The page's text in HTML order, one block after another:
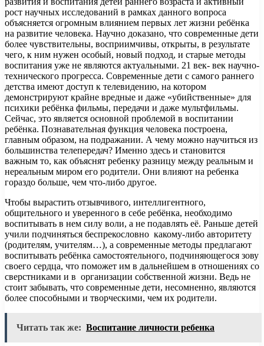
рост научных исследований в рамках данного вопроса
объясняется огромным влиянием первых лет жизни ребёнка
на развитие человека. Научно доказано, что современные дети
более чувствительны, восприимчивы, открыты, в результате
чего, к ним нужен особый, новый подход, и старые методы
воспитания уже не являются актуальными. 21 век- век научно-
технического прогресса. Современные дети с самого раннего
детства имеют доступ к телевидению, на котором
демонстрируют крайне вредные и даже «убийственные» для
психики ребёнка фильмы, передачи и даже мультфильмы.
Сейчас, это является основной проблемой в воспитании
ребёнка. Познавательная функция человека построена,
главным образом, на подражании. А чему можно научиться из
большинства телепередач? Именно здесь и становится
важным то, как объяснят ребенку разницу между реальным и
нереальным миром его родители. Они влияют на ребенка
гораздо больше, чем что-либо другое.
Чтобы вырастить отзывчивого, интеллигентного,
общительного и уверенного в себе ребёнка, необходимо
воспитывать в нем силу воли, а не подавлять её. Раньше детей
учили подчиняться беспрекословно какому-либо авторитету
(родителям, учителям…), а современные методы предлагают
воспитывать ребёнка самостоятельного, подчиняющегося зову
своего сердца, что поможет им в дальнейшем в отношениях со
сверстниками и в организации собственной жизни. Ведь не
стоит забывать, что современные дети, несомненно, являются
более способными и творческими, чем их родители.
Читать так же: Воспитание личности ребенка